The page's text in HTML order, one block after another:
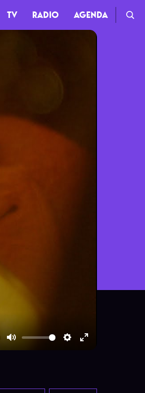
TV RADIO AGENDA
Live
Documentaires
Mute